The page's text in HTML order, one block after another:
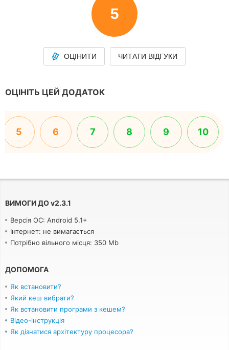
5
ОЦІНИТИ ЧИТАТИ ВІДГУКИ
ОЦІНІТЬ ЦЕЙ ДОДАТОК
5 6 7 8 9 10
ВИМОГИ ДОv2.3.1
Версія ОС: Android 5.1+
Інтернет: не вимагається
Потрібно вільного місця: 350 Mb
ДОПОМОГА
Як встановити?
Який кеш вибрати?
Як встановити програми з кешем?
Відео-інструкція
Як дізнатися архітектуру процесора?